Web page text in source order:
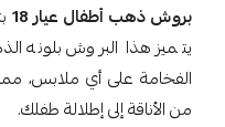
بروش ذهب أطفال عيار 18
يتميز هذا البروش بلونه
الفخامة على أي ملابس،
من الأناقة إلى إطلالة طفلك.